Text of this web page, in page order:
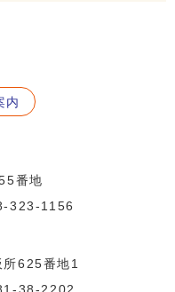
内
番地
323-1156
625番地1